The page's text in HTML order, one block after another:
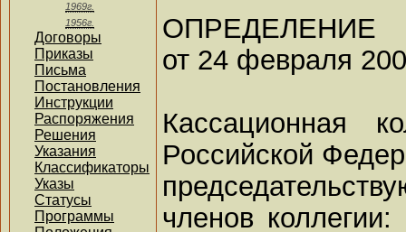
1969г.
1956г.
Договоры
Приказы
Письма
Постановления
Инструкции
Распоряжения
Решения
Указания
Классификаторы
Указы
Статусы
Программы
ОПРЕДЕЛЕНИЕ
от 24 февраля
Кассационная
Российской
членов